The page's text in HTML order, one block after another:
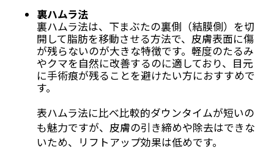
裏ハムラ法
裏ハムラ法は、下まぶたの裏側（結膜側）を切
開して脂肪を移動させる方法で、皮膚表面に傷
が残らないのが大きな特徴です。軽度のたるみ
やクマを自然に改善するのに適しており、目元
に手術痕が残ることを避けたい方におすすめで
す。
表ハムラ法に比べ比較的ダウンタイムが短いの
も魅力ですが、皮膚の引き締めや除去はできな
いため、リフトアップ効果は低めです。